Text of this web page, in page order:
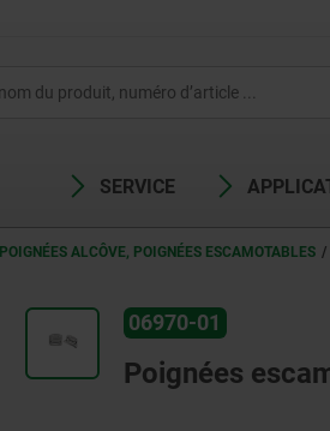
SERVICE
POIGNÉES ALCÔVE, POIGNÉES ESCAMOTABLES
06970-01
Poignées